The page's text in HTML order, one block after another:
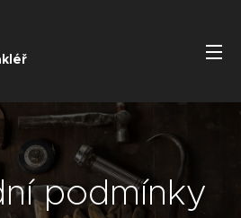
podmínky